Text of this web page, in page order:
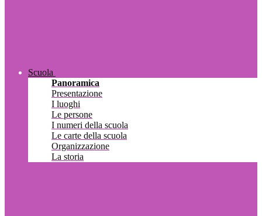
Scuola
Panoramica
Presentazione
I luoghi
Le persone
I numeri della scuola
Le carte della scuola
Organizzazione
La storia